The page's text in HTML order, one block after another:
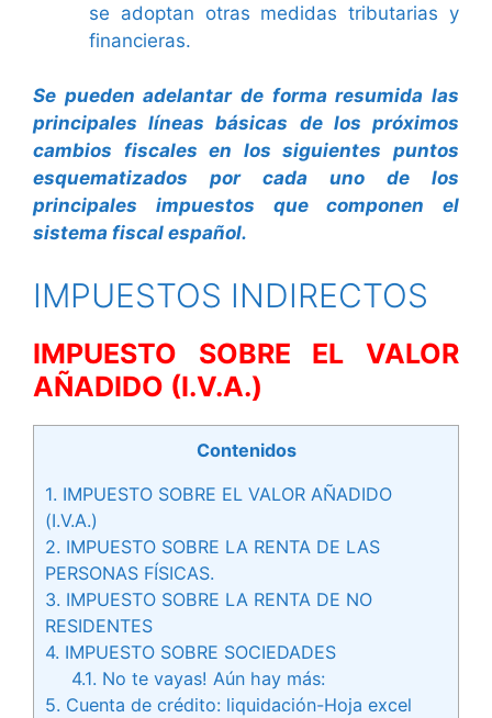
se adoptan otras medidas tributarias y
financieras.
Se pueden adelantar de forma resumida las
principales líneas básicas de los próximos
cambios fiscales en los siguientes puntos
esquematizados por cada uno de los
principales impuestos que componen el
sistema fiscal español.
IMPUESTOS INDIRECTOS
IMPUESTO SOBRE EL VALOR
AÑADIDO (I.V.A.)
Contenidos
1. IMPUESTO SOBRE EL VALOR AÑADIDO
(I.V.A.)
2. IMPUESTO SOBRE LA RENTA DE LAS
PERSONAS FÍSICAS.
3. IMPUESTO SOBRE LA RENTA DE NO
RESIDENTES
4. IMPUESTO SOBRE SOCIEDADES
4.1. No te vayas! Aún hay más:
5. Cuenta de crédito: liquidación-Hoja excel